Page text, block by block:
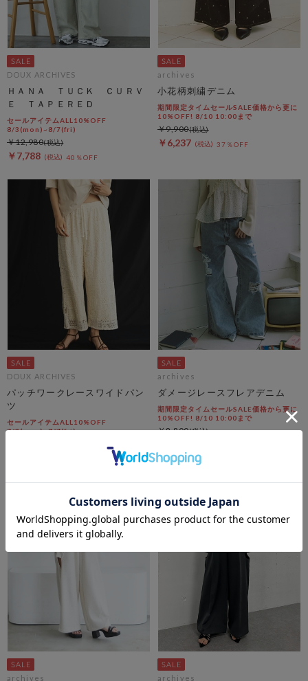
DOUX ARCHIVES
ＨＡＮＡ ＴＵＣＫ ＣＵＲＶ
Ｅ ＴＡＰＥＲＥＤ
セールアイテムALL10%OFF
8/3(mon)~8/7(fri)
￥7,788 40％OFF
￥12,980
archives
小花柄刺繍デニム
期間限定タイムセールSALE価格から更に
10%OFF! 8/10 10:00まで
￥6,237 37％OFF
￥9,900
DOUX ARCHIVES
パッチワークレースワイドパン
ツ
セールアイテムALL10%OFF
8/3(mon)~8/7(fri)
archives
ダメージレースフレアデニム
期間限定タイムセールSALE価格から更に
10%OFF! 8/10 10:00まで
￥8,800
archives archives